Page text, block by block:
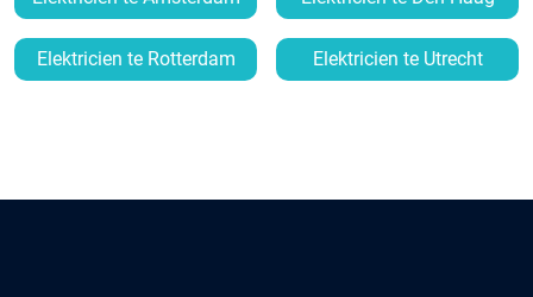
Elektricien te Rotterdam Elektricien te Utrecht